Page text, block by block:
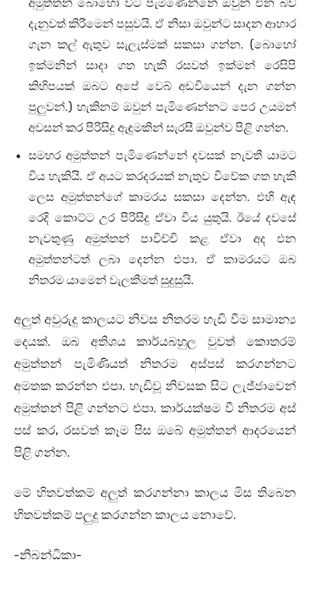
අමුත්තන් බොහෝ විට පැමිණෙන්නේ ඔවුන් එන බව
දැනුවත් කිරීමෙන් පසුවයි. ඒ නිසා ඔවුන්ට සාදන ආහාර
ගැන කල් ඇතුව සැලැස්මක් සකසා ගන්න. (බොහෝ
ඉක්මනින් සාදා ගත හැකි රසවත් ඉක්මන් රෙසිපි
කිහිපයක් ඔබට අපේ වෙබ් අඩවියෙන් දැන ගන්න
පුලුවන්.) හැකිනම් ඔවුන් පැමිණෙන්නට පෙර උයමන්
අවසන් කර පිරිසිදු ඇඳුමකින් සැරසී ඔවුන්ව පිළි ගන්න.
සමහර අමුත්තන් පැමිණෙන්නේ දවසක් නැවතී යාමට
විය හැකියි. ඒ අයට කරදරයක් නැතුව විවේක ගත හැකි
ලෙස අමුත්තන්ගේ කාමරය සකසා දෙන්න. එහි ඇඳ
රෙදි කොට්ට උර පිරිසිදු ඒවා විය යුතුයි. ඊයේ දවසේ
නැවතුණු අමුත්තන් පාවිච්චි කළ ඒවා අද එන
අමුත්තන්ටත් ලබා දෙන්න එපා. ඒ කාමරයට ඔබ
නිතරම යාමෙන් වැලකීමත් සුදුසුයි.
අලුත් අවුරුදු කාලයට නිවස නිතරම හැඩි වීම සාමාන්‍ය
දෙයක්. ඔබ අතිශය කාර්යබහුල වුවත් කොතරම්
අමුත්තන් පැමිණියත් නිතරම අස්පස් කරගන්නට
අමතක කරන්න එපා. හැඩිවූ නිවසක සිට ලැජ්ජාවෙන්
අමුත්තන් පිළි ගන්නට එපා. කාර්යක්ෂම වී නිතරම අස්
පස් කර, රසවත් කෑම පිස ඔබේ අමුත්තන් ආදරයෙන්
පිළි ගන්න.
මේ හිතවත්කම් අලුත් කරගන්නා කාලය මිස තිබෙන
හිතවත්කම් පලුදු කරගන්න කාලය නොවේ.
-නිබන්ධිකා-